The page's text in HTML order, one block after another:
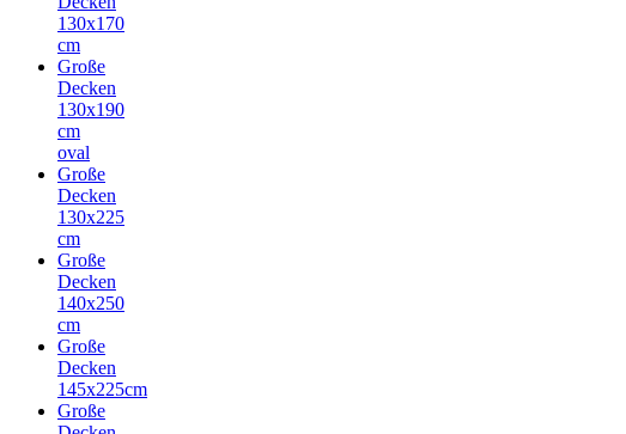
130x170
cm
Große
Decken
130x190
cm
oval
Große
Decken
130x225
cm
Große
Decken
140x250
cm
Große
Decken
145x225cm
Große